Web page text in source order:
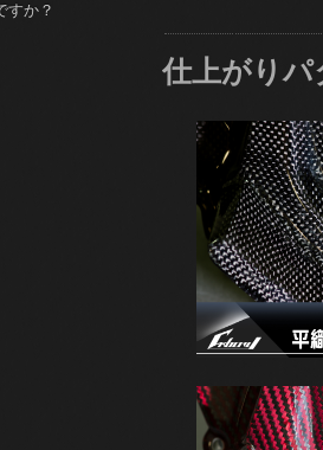
仕上がりパ
すか？